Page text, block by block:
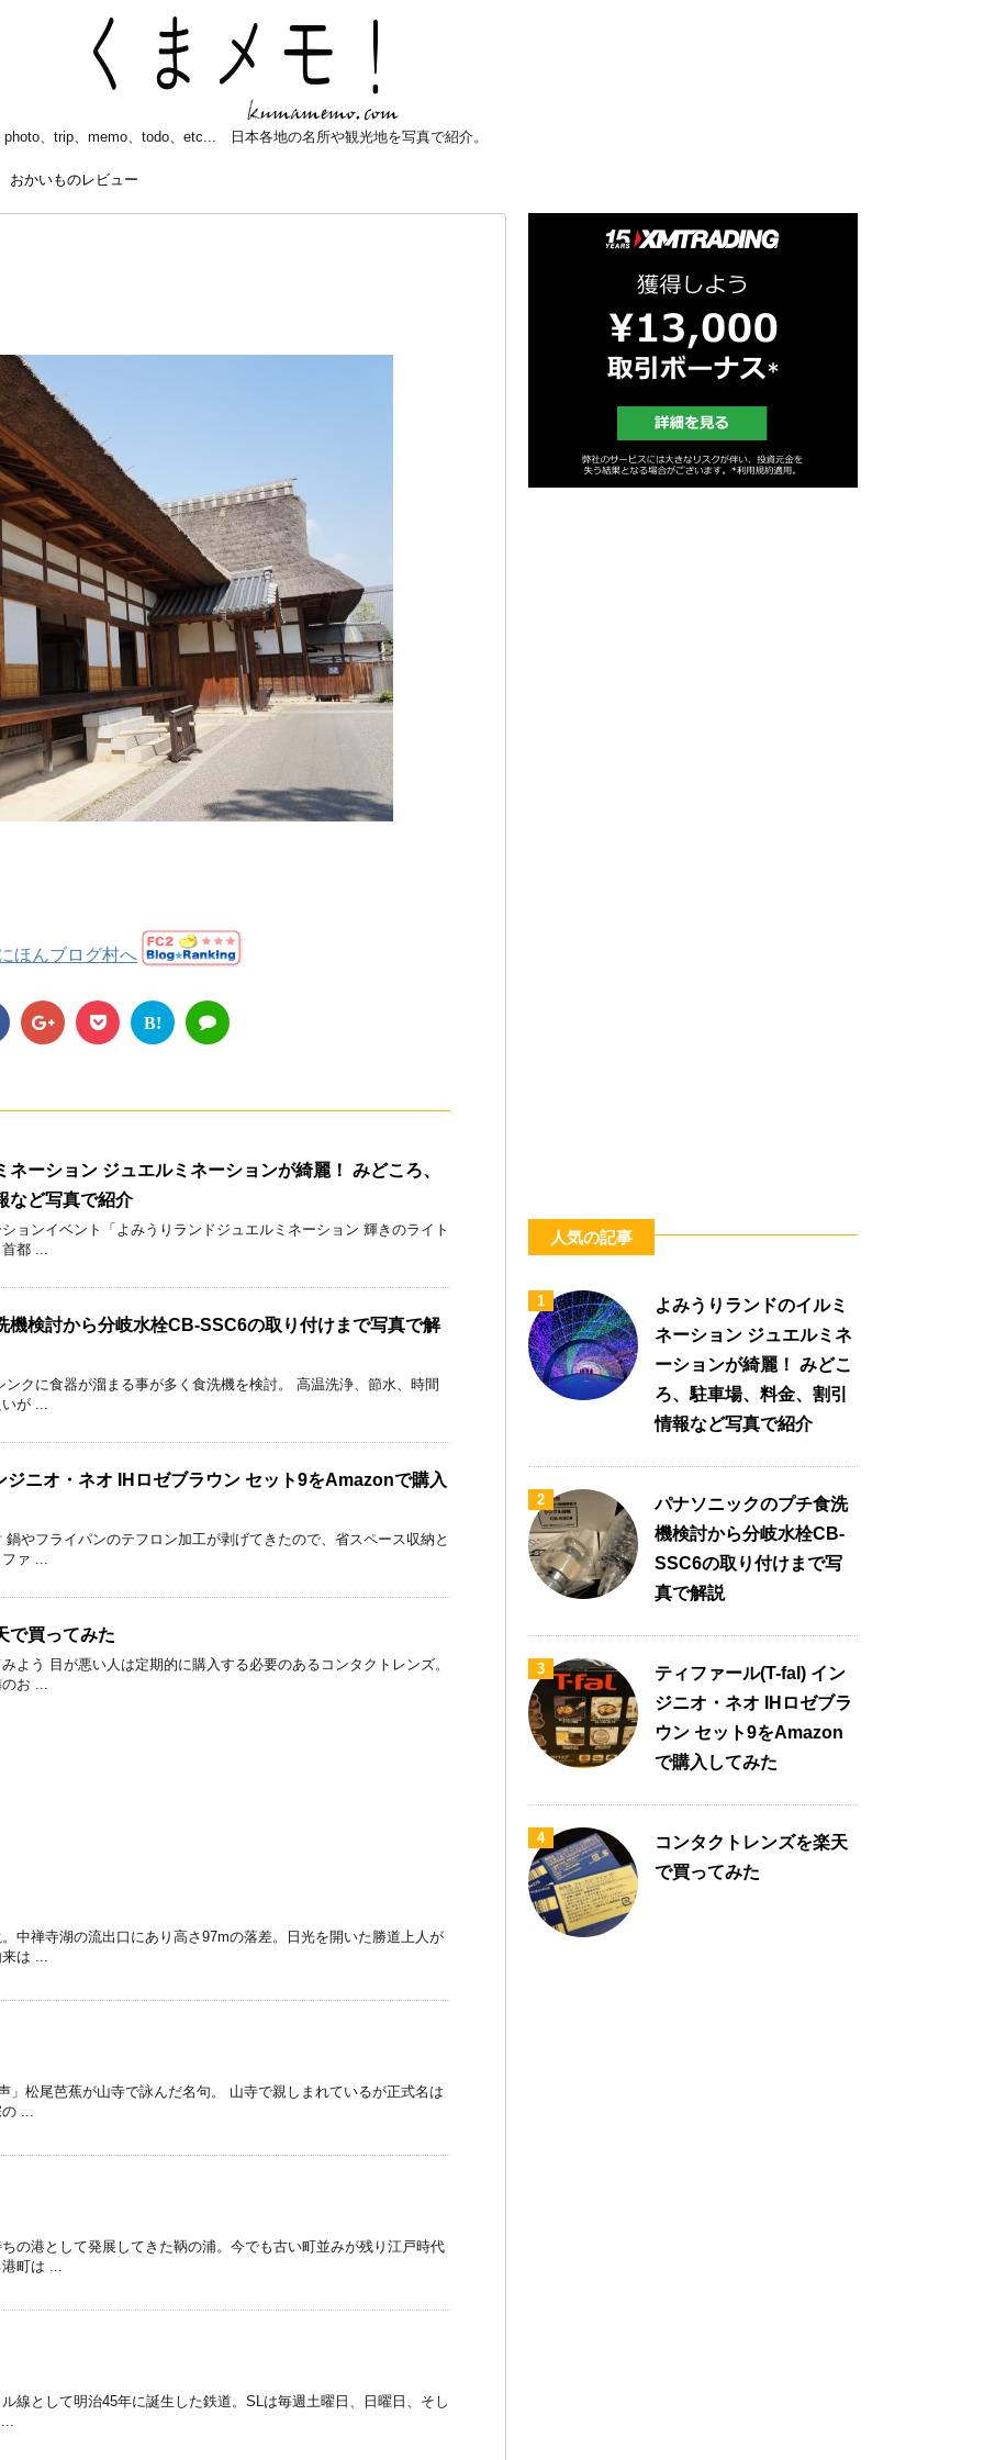
photo、trip、memo、todo、etc... 日本各地の名所や観光地を写真で紹介。
おかいものレビュー
B!
ーション ジュエルミネーションが綺麗！ みどころ、
など写真で紹介
ョンイベント「よみうりランドジュエルミネーション 輝きのライト
都 ...
機検討から分岐水栓CB-SSC6の取り付けまで写真で解
クに食器が溜まる事が多く食洗機を検討。 高温洗浄、節水、時間
が ...
ジニオ・ネオ IHロゼブラウン セット9をAmazonで購入
やフライパンのテフロン加工が剥げてきたので、省スペース収納と
ァ ...
で買ってみた
よう 目が悪い人は定期的に購入する必要のあるコンタクトレンズ。
お ...
中禅寺湖の流出口にあり高さ97mの落差。日光を開いた勝道上人が
は ...
」松尾芭蕉が山寺で詠んだ名句。 山寺で親しまれているが正式名は
...
の港として発展してきた鞆の浦。今でも古い町並みが残り江戸時代
町は ...
線として明治45年に誕生した鉄道。SLは毎週土曜日、日曜日、そし
人気の記事
1
よみうりランドのイルミ
ネーション ジュエルミネ
ーションが綺麗！ みどこ
ろ、駐車場、料金、割引
情報など写真で紹介
2
パナソニックのプチ食洗
機検討から分岐水栓CB-
SSC6の取り付けまで写
真で解説
3
ティファール(T-fal) イン
ジニオ・ネオ IHロゼブラ
ウン セット9をAmazon
で購入してみた
4
コンタクトレンズを楽天
で買ってみた